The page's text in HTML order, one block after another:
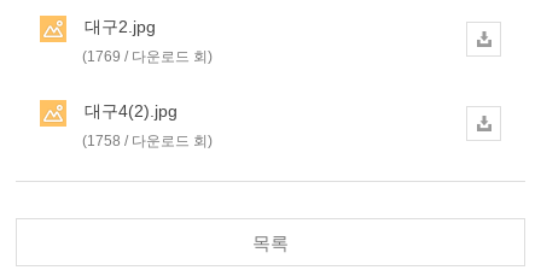
대구2.jpg
(1769 / 다운로드 회)
대구4(2).jpg
(1758 / 다운로드 회)
목록